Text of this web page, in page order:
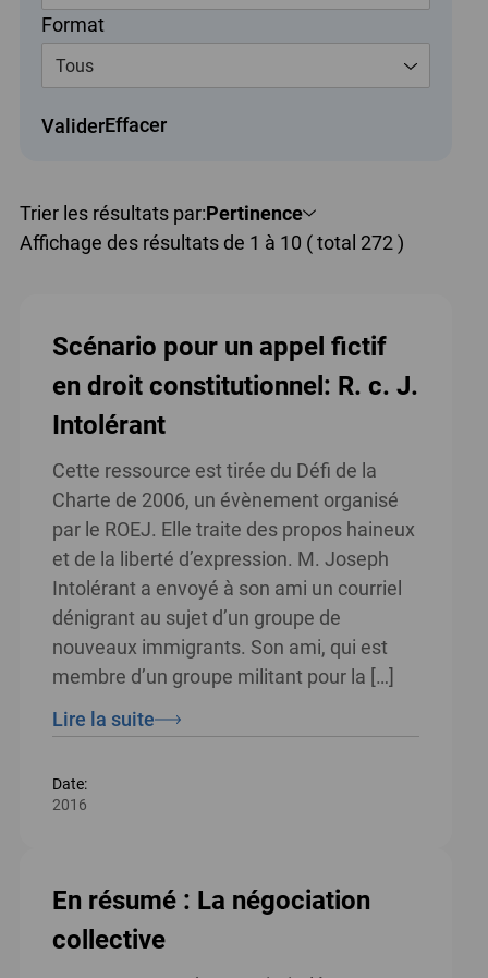
Format
Tous
ValiderEffacer
Affichage des résultats de 1 à 10 ( total 272 )
Trier les résultats par:Pertinence
Scénario pour un appel fictif
en droit constitutionnel: R. c. J.
Intolérant
Cette ressource est tirée du Défi de la
Charte de 2006, un évènement organisé
par le ROEJ. Elle traite des propos haineux
et de la liberté d’expression. M. Joseph
Intolérant a envoyé à son ami un courriel
dénigrant au sujet d’un groupe de
nouveaux immigrants. Son ami, qui est
membre d’un groupe militant pour la […]
Lire la suite
Date:
2016
En résumé : La négociation
collective